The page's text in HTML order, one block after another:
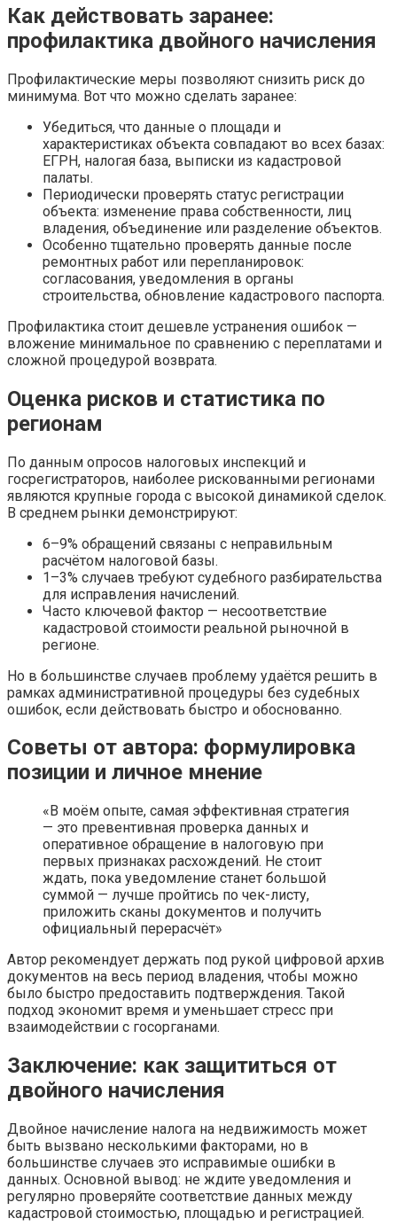
Как действовать заранее:
профилактика двойного начисления
Профилактические меры позволяют снизить риск до
минимума. Вот что можно сделать заранее:
Убедиться, что данные о площади и
характеристиках объекта совпадают во всех базах:
ЕГРН, налогая база, выписки из кадастровой
палаты.
Периодически проверять статус регистрации
объекта: изменение права собственности, лиц
владения, объединение или разделение объектов.
Особенно тщательно проверять данные после
ремонтных работ или перепланировок:
согласования, уведомления в органы
строительства, обновление кадастрового паспорта.
Профилактика стоит дешевле устранения ошибок —
вложение минимальное по сравнению с переплатами и
сложной процедурой возврата.
Оценка рисков и статистика по
регионам
По данным опросов налоговых инспекций и
госрегистраторов, наиболее рискованными регионами
являются крупные города с высокой динамикой сделок.
В среднем рынки демонстрируют:
6–9% обращений связаны с неправильным
расчётом налоговой базы.
1–3% случаев требуют судебного разбирательства
для исправления начислений.
Часто ключевой фактор — несоответствие
кадастровой стоимости реальной рыночной в
регионе.
Но в большинстве случаев проблему удаётся решить в
рамках административной процедуры без судебных
ошибок, если действовать быстро и обоснованно.
Советы от автора: формулировка
позиции и личное мнение
«В моём опыте, самая эффективная стратегия
— это превентивная проверка данных и
оперативное обращение в налоговую при
первых признаках расхождений. Не стоит
ждать, пока уведомление станет большой
суммой — лучше пройтись по чек-листу,
приложить сканы документов и получить
официальный перерасчёт»
Автор рекомендует держать под рукой цифровой архив
документов на весь период владения, чтобы можно
было быстро предоставить подтверждения. Такой
подход экономит время и уменьшает стресс при
взаимодействии с госорганами.
Заключение: как защититься от
двойного начисления
Двойное начисление налога на недвижимость может
быть вызвано несколькими факторами, но в
большинстве случаев это исправимые ошибки в
данных. Основной вывод: не ждите уведомления и
регулярно проверяйте соответствие данных между
кадастровой стоимостью, площадью и регистрацией.